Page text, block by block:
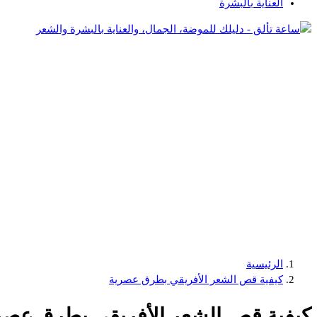
العناية بالبشرة
الرئيسية
كيفية قص الشعر الأفريقي بطرق عصرية